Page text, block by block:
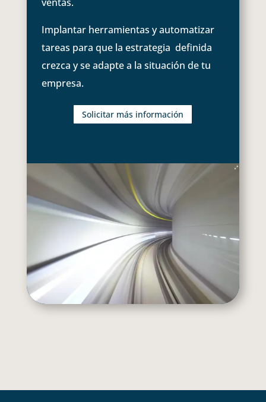
Implantar herramientas y automatizar
tareas para que la estrategia definida
crezca y se adapte a la situación de tu
empresa.
Solicitar más información